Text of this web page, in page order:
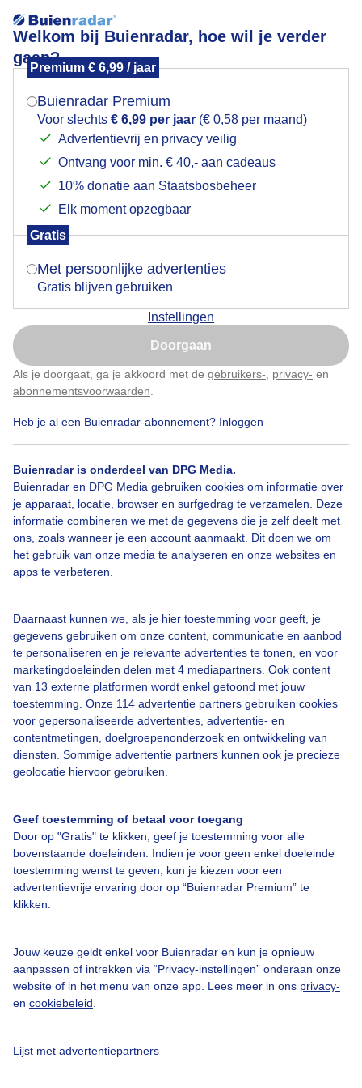
Welkom bij Buienradar, hoe wil je verder
gaan?
Premium € 6,99 / jaar
Buienradar Premium
Voor slechts € 6,99 per jaar (€ 0,58 per maand)
Advertentievrij en privacy veilig
Ontvang voor min. € 40,- aan cadeaus
10% donatie aan Staatsbosbeheer
Elk moment opzegbaar
Gratis
Met persoonlijke advertenties
Gratis blijven gebruiken
Instellingen
Doorgaan
Als je doorgaat, ga je akkoord met de gebruikers- privacy- en
abonnementsvoorwaarden
Heb je al een Buienradar-abonnement? Inloggen
Buienradar is onderdeel van DPG Media.
Buienradar en DPG Media gebruiken cookies om informatie over
je apparaat, locatie, browser en surfgedrag te verzamelen. Deze
informatie combineren we met de gegevens die je zelf deelt met
ons, zoals wanneer je een account aanmaakt. Dit doen we om
het gebruik van onze media te analyseren en onze websites en
apps te verbeteren.
Daarnaast kunnen we, als je hier toestemming voor geeft, je
gegevens gebruiken om onze content, communicatie en aanbod
te personaliseren en je relevante advertenties te tonen, en voor
marketingdoeleinden delen met 4 mediapartners. Ook content
van 13 externe platformen wordt enkel getoond met jouw
toestemming. Onze 114 advertentie partners gebruiken cookies
voor gepersonaliseerde advertenties, advertentie- en
contentmetingen, doelgroepenonderzoek en ontwikkeling van
diensten. Sommige advertentie partners kunnen ook je precieze
geolocatie hiervoor gebruiken.
Geef toestemming of betaal voor toegang
Door op "Gratis" te klikken, geef je toestemming voor alle
bovenstaande doeleinden. Indien je voor geen enkel doeleinde
toestemming wenst te geven, kun je kiezen voor een
advertentievrije ervaring door op “Buienradar Premium” te
klikken.
Jouw keuze geldt enkel voor Buienradar en kun je opnieuw
aanpassen of intrekken via “Privacy-instellingen” onderaan onze
website of in het menu van onze app. Lees meer in ons privacy-
en cookiebeleid
Lijst met advertentiepartners
Mistig weerbeeld vroeg in de ochtend
de Rietplas in Houten. Een mooie kleine wereld.
Door: Arco Visser
Bekijk slideshow
Een moment geduld aub...
Over Buienradar
Contact
Toegankelijkheid
Gebruikersvoorwaarden
Buienradar Team
Privacy beleid
Cookie beleid
Gratis weerdata
Mogen we je locatie gebruiken voor het
Indien je hier nog geen akkoord op hebt gegeven,
verschijnt er zo een pop-up uit je browser waarin
Is goed, toon de popup
Nu niet, misschien later
Klik hierom dit aan te passen